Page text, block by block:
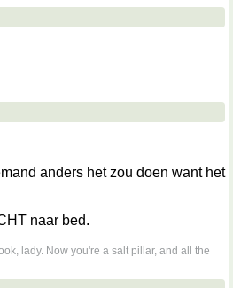
anders het zou doen want het
naar bed.
lady. Now you're a salt pillar, and all the